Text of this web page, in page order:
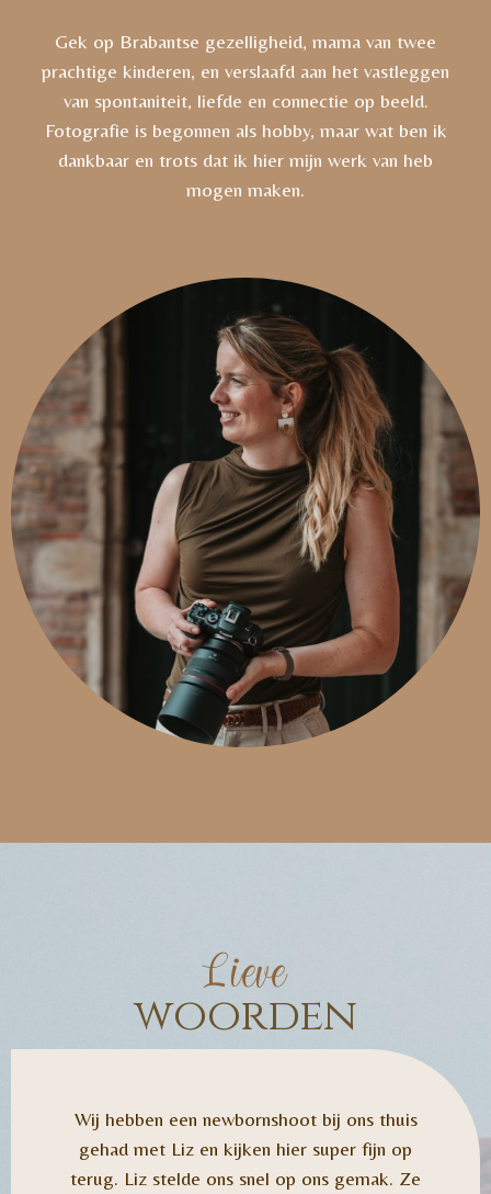
Gek op Brabantse gezelligheid, mama van twee
prachtige kinderen, en verslaafd aan het vastleggen
van spontaniteit, liefde en connectie op beeld.
Fotografie is begonnen als hobby, maar wat ben ik
dankbaar en trots dat ik hier mijn werk van heb
mogen maken.
Lieve
woorden
Wij hebben een newbornshoot bij ons thuis
gehad met Liz en kijken hier super fijn op
terug. Liz stelde ons snel op ons gemak. Ze